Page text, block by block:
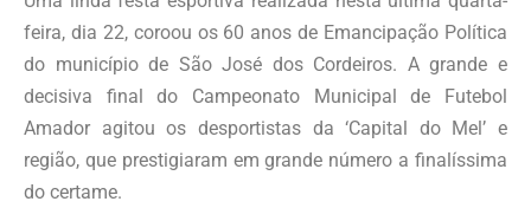
feira, dia 22, coroou os 60 anos de Emancipação Política
do município de São José dos Cordeiros. A grande e
decisiva final do Campeonato Municipal de Futebol
Amador agitou os desportistas da ‘Capital do Mel’ e
região, que prestigiaram em grande número a finalíssima
do certame.